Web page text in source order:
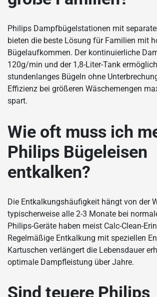
Philips Dampfbügelstationen mit
bieten die beste Lösung für Familien mit
Bügelaufkommen. Der kontinuierliche
120g/min und der 1,8-Liter-Tank
stundenlanges Bügeln ohne
Effizienz bei größeren Wäschemengen
spart.
Wie oft muss ich
Philips Bügeleisen
entkalken?
Die Entkalkungshäufigkeit hängt von der
typischerweise alle 2-3 Monate bei
Philips-Geräte haben meist Calc-Clean-
Regelmäßige Entkalkung mit speziellen
Kartuschen verlängert die Lebensdauer
optimale Dampfleistung über Jahre.
Sind teuere Philips